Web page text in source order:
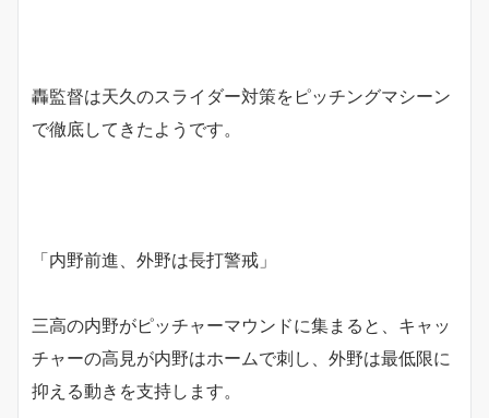
轟監督は天久のスライダー対策をピッチングマシーン
で徹底してきたようです。
「内野前進、外野は長打警戒」
三高の内野がピッチャーマウンドに集まると、キャッ
チャーの高見が内野はホームで刺し、外野は最低限に
抑える動きを支持します。